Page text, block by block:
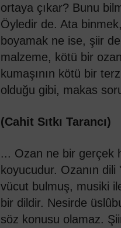
ortaya çıkar? Bunu
Öyledir de. Ata
boyamak ne ise, şiir
malzeme, kötü bir
kumaşının kötü bir
olduğu gibi, makas
(Cahit Sıtkı Tarancı)
... Ozan ne bir gerçek
koyucudur. Ozanın
vücut bulmuş, musiki
bir dildir. Nesirde
söz konusu olamaz.